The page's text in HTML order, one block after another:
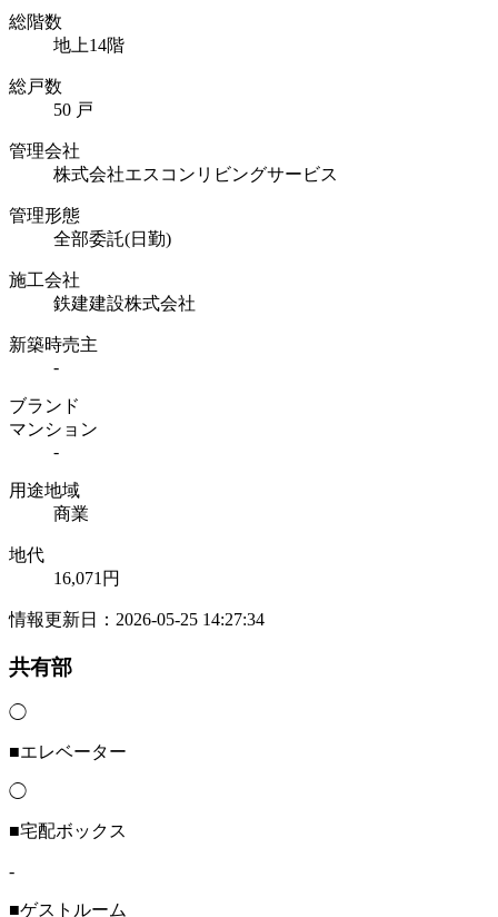
総階数
地上14階
総戸数
50 戸
管理会社
株式会社エスコンリビングサービス
管理形態
全部委託(日勤)
施工会社
鉄建建設株式会社
新築時売主
-
ブランド
マンション
-
用途地域
商業
地代
16,071円
情報更新日：2026-05-25 14:27:34
共有部
◯
■エレベーター
◯
■宅配ボックス
-
■ゲストルーム